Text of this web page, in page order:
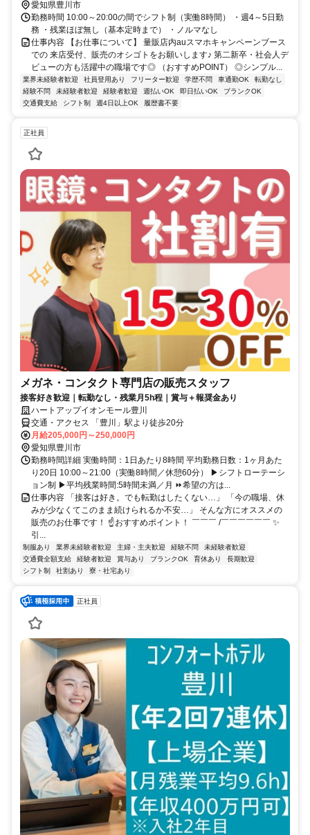
愛知県豊川市
勤務時間 10:00～20:00の間でシフト制（実働8時間） ・週4～5日勤
務 ・残業ほぼ無し（基本定時まで） ・ノルマなし
仕事内容 【お仕事について】 量販店内auスマホキャンペーンブース
での 来店受付、販売のオシゴトをお願いします♪ 第二新卒・社会人デ
ビューの方も活躍中の職場です◎ （おすすめPOINT） ◎シンプル...
業界未経験者歓迎 社員登用あり フリーター歓迎 学歴不問 車通勤OK
転勤なし
経験不問
未経験者歓迎 経験者歓迎 週払いOK 即日払いOK
ブランクOK
交通費支給
シフト制 週4日以上OK 履歴書不要
正社員
メガネ・コンタクト専門店の販売スタッフ
接客好き歓迎｜転勤なし・残業月5h程｜賞与＋報奨金あり
ハートアップイオンモール豊川
交通・アクセス 「豊川」駅より徒歩20分
月給205,000円～250,000円
愛知県豊川市
勤務時間詳細 実働時間：1日あたり8時間 平均勤務日数：1ヶ月あた
り20日 10:00～21:00（実働8時間／休憩60分） ▶シフトローテーシ
ョン制 ▶平均残業時間:5時間未満／月 ⏩希望の方は...
仕事内容 「接客は好き。でも転勤はしたくない…」 「今の職場、休
みが少なくてこのまま続けられるか不安…」 そんな方にオススメの
販売のお仕事です！ ☝おすすめポイント！ ￣￣￣ /￣￣￣￣￣￣ ✨
引...
制服あり 業界未経験者歓迎 主婦・主夫歓迎 経験不問
未経験者歓迎
交通費全額支給
経験者歓迎 賞与あり ブランクOK 育休あり
長期歓迎
シフト制
社割あり 寮・社宅あり
正社員